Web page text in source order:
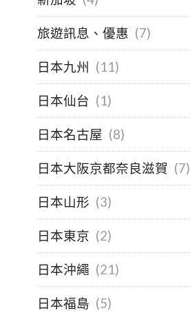
旅遊訊息、優惠 (7)
日本九州 (11)
日本仙台 (1)
日本名古屋 (8)
日本大阪京都奈良滋賀 (7)
日本山形 (3)
日本東京 (2)
日本沖繩 (21)
日本福島 (5)